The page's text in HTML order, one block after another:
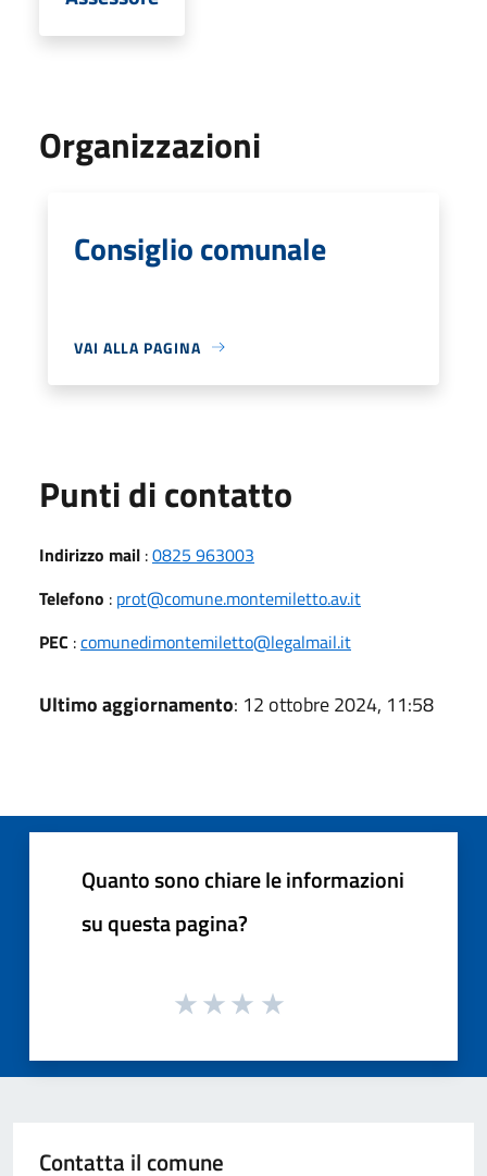
Organizzazioni
Consiglio comunale
VAI ALLA PAGINA
Punti di contatto
Indirizzo mail :0825 963003
Telefono : prot@comune.montemiletto.av.it
PEC :comunedimontemiletto@legalmail.it
Ultimo aggiornamento: 12 ottobre 2024, 11:58
Quanto sono chiare le informazioni
su questa pagina?
Contatta il comune